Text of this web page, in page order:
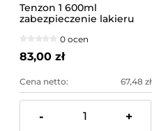
Tenzon 1 600ml
zabezpieczenie lakieru
0 ocen
83,00 zł
Cena netto: 67,48 zł
- +